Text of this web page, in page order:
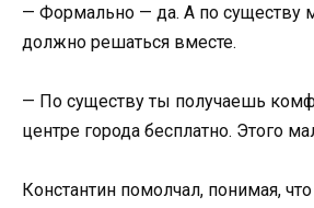
— Формально — да. А по существу
должно решаться вместе.
— По существу ты получаешь
центре города бесплатно. Этого
Константин помолчал, понимая,